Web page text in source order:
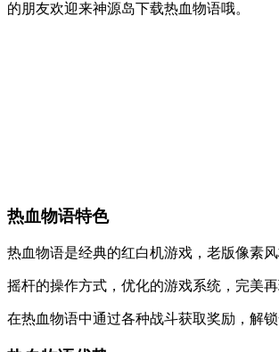
的朋友欢迎来神源岛下载热血物语哦。
热血物语特色
热血物语是经典的红白机游戏，老版像素
摇杆的操作方式，优化的游戏系统，完美
在热血物语中通过各种战斗获取奖励，解